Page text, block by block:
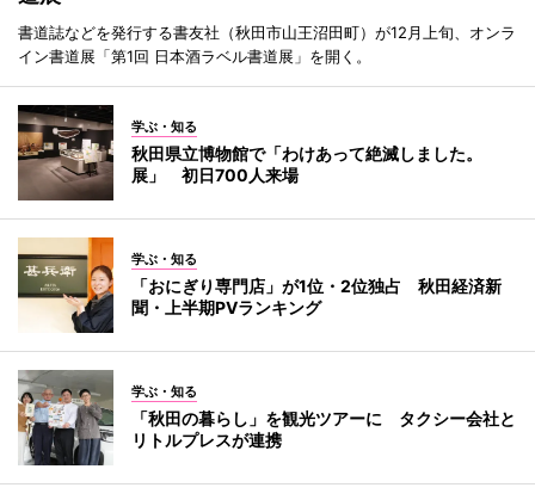
書道誌などを発行する書友社（秋田市山王沼田町）が12月上旬、オンラ
イン書道展「第1回 日本酒ラベル書道展」を開く。
学ぶ・知る
秋田県立博物館で「わけあって絶滅しました。
展」 初日700人来場
学ぶ・知る
「おにぎり専門店」が1位・2位独占 秋田経済新
聞・上半期PVランキング
学ぶ・知る
「秋田の暮らし」を観光ツアーに タクシー会社と
リトルプレスが連携